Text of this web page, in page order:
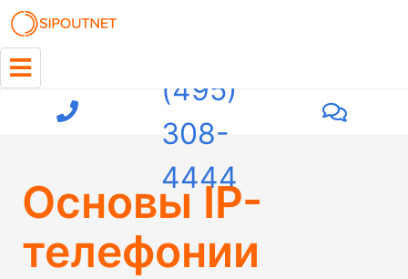
(495)
308-
4444
Основы IP-
телефонии